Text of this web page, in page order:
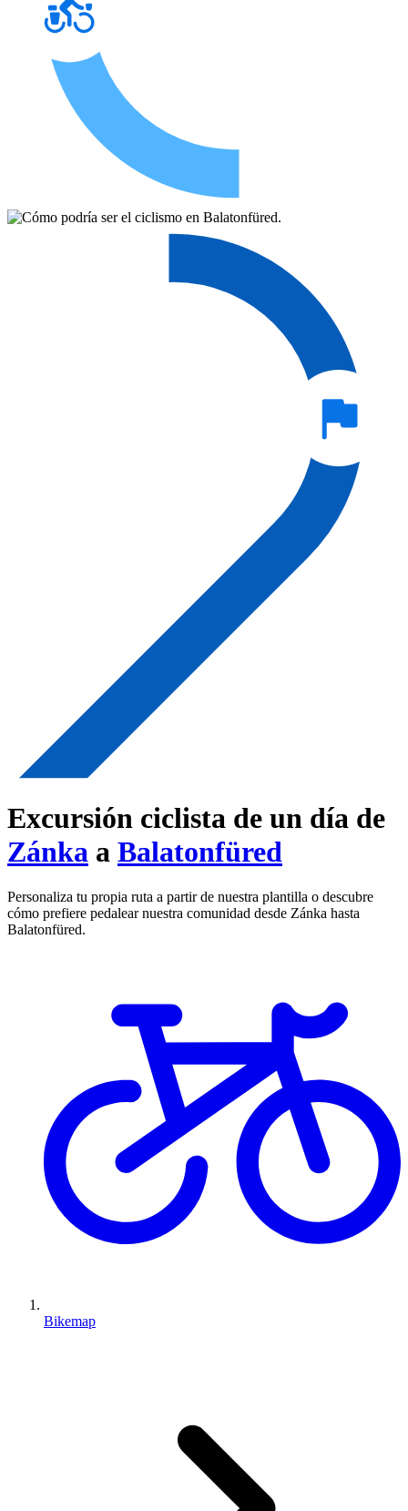
Excursión ciclista de un día de
Zánka a Balatonfüred
Personaliza tu propia ruta a partir de nuestra plantilla o descubre
cómo prefiere pedalear nuestra comunidad desde Zánka hasta
Balatonfüred.
Bikemap